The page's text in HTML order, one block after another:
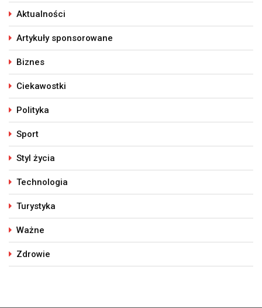
Aktualności
Artykuły sponsorowane
Biznes
Ciekawostki
Polityka
Sport
Styl życia
Technologia
Turystyka
Ważne
Zdrowie